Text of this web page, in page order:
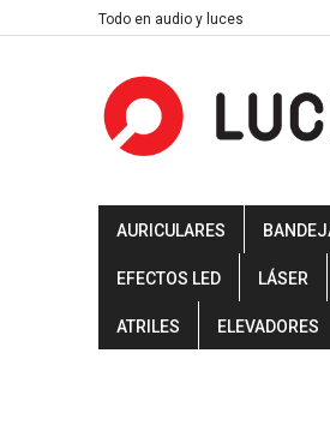
to
Todo en audio y luces
AURICULARES
EFECTOS LED LÁSER
ATRILES ELEVADORES